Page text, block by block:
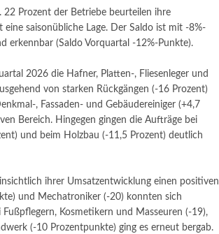
Prozent der Betriebe beurteilen ihre
saisonübliche Lage. Der Saldo ist mit -8%-
erkennbar (Saldo Vorquartal -12%-Punkte).
2026 die Hafner, Platten-, Fliesenleger und
von starken Rückgängen (-16 Prozent)
, Fassaden- und Gebäudereiniger (+4,7
Bereich. Hingegen gingen die Aufträge bei
und beim Holzbau (-11,5 Prozent) deutlich
ihrer Umsatzentwicklung einen positiven
und Mechatroniker (-20) konnten sich
Kosmetikern und Masseuren (-19),
(-10 Prozentpunkte) ging es erneut bergab.